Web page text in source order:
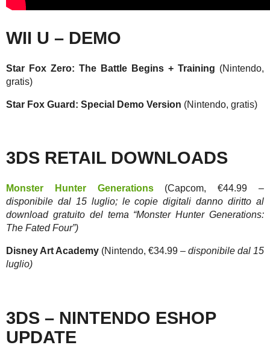
WII U – DEMO
Star Fox Zero: The Battle Begins + Training (Nintendo,
gratis)
Star Fox Guard: Special Demo Version (Nintendo, gratis)
3DS RETAIL DOWNLOADS
Monster Hunter Generations(Capcom, €44.99 –
disponibile dal 15 luglio; le copie digitali danno diritto al
download gratuito del tema “Monster Hunter Generations:
The Fated Four”)
Disney Art Academy (Nintendo, €34.99 – disponibile dal 15
luglio)
3DS – NINTENDO ESHOP
UPDATE